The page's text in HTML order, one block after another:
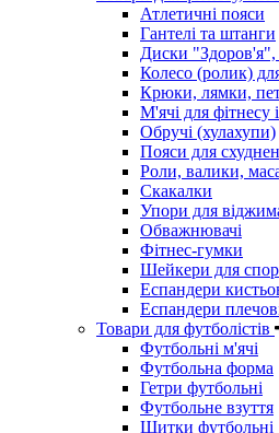
Атлетичні пояси
Гантелі та штанги
Диски "Здоров'я",
Колесо (ролик)
Крюки, лямки,
М'ячі для фітнесу
Обручі (хулахупи)
Пояси для
Роли, валики,
Скакалки
Упори для
Обважнювачі
Фітнес-гумки
Шейкери для
Еспандери
Еспандери
Товари для футболістів
Футбольні м'ячі
Футбольна форма
Гетри футбольні
Футбольне взуття
Щитки футбольні